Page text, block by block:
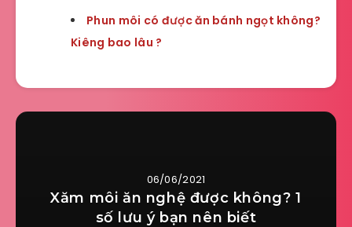
Phun môi có được ăn bánh ngọt không?
Kiêng bao lâu ?
06/06/2021
Xăm môi ăn nghệ được không? 1
số lưu ý bạn nên biết